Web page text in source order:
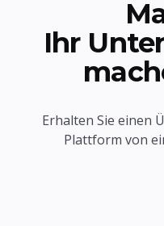
Ihr
Erhalten Sie einen
Plattform von